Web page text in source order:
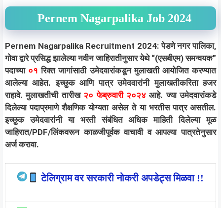
Pernem Nagarpalika Job 2024
Pernem Nagarpalika Recruitment 2024: पेडणे नगर पालिका,
गोवा द्वारे प्रसिद्ध झालेल्या नवीन जाहिरातीनुसार येथे “(एसबीएम) समन्वयक”
पदाच्या ०१रिक्त जागांसाठी उमेदवारांकडून मुलाखती आयोजित करण्यात
आलेल्या आहेत. इच्छुक आणि पात्र उमेदवारांनी मुलाखतीकरिता हजर
राहावे. मुलाखतीची तारीख २० फेब्रुवारी २०२४आहे. ज्या उमेदवारांकडे
दिलेल्या पदाप्रमाणे शैक्षणिक योग्यता असेल ते या भरतीस पात्र असतील.
इच्छुक उमेदवारांनी या भरती संबंधित अधिक माहिती दिलेल्या मूळ
जाहिरात/PDF/लिंकवरून काळजीपूर्वक वाचावी व आपल्या पात्रतेनुसार
अर्ज करावा.
टेलिग्राम वर सरकारी नोकरी अपडेट्स मिळवा !!